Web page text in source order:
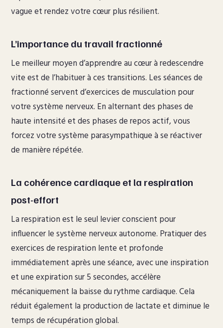
vague et rendez votre cœur plus résilient.
L’importance du travail fractionné
Le meilleur moyen d’apprendre au cœur à redescendre
vite est de l’habituer à ces transitions. Les séances de
fractionné servent d’exercices de musculation pour
votre système nerveux. En alternant des phases de
haute intensité et des phases de repos actif, vous
forcez votre système parasympathique à se réactiver
de manière répétée.
La cohérence cardiaque et la respiration
post-effort
La respiration est le seul levier conscient pour
influencer le système nerveux autonome. Pratiquer des
exercices de respiration lente et profonde
immédiatement après une séance, avec une inspiration
et une expiration sur 5 secondes, accélère
mécaniquement la baisse du rythme cardiaque. Cela
réduit également la production de lactate et diminue le
temps de récupération global.